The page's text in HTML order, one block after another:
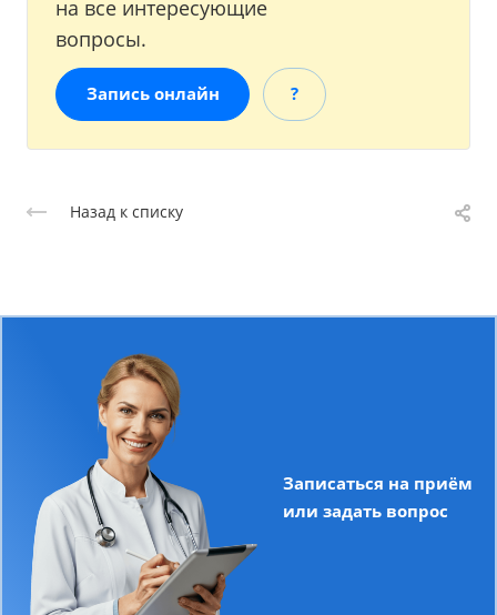
на все интересующие
вопросы.
Запись онлайн ?
Назад к списку
Записаться на приём
или задать вопрос